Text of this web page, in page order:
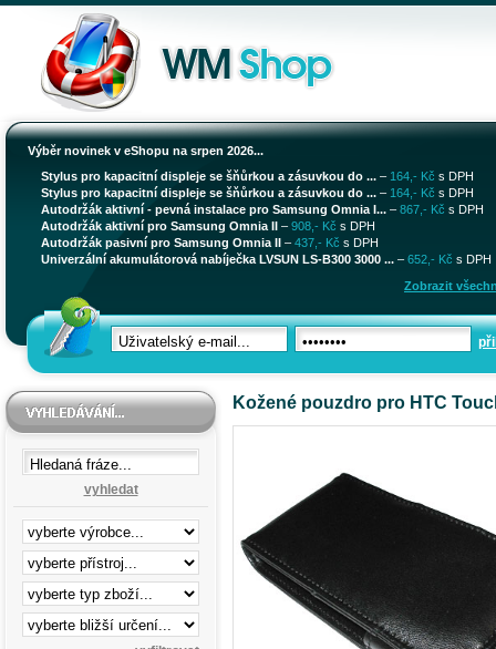
Výběr novinek v eShopu na srpen 2026...
Stylus pro kapacitní displeje se šňůrkou a zásuvkou do ... – 164,- Kč s DPH
Stylus pro kapacitní displeje se šňůrkou a zásuvkou do ... – 164,- Kč s DPH
Autodržák aktivní - pevná instalace pro Samsung Omnia I... – 867,- Kč s DPH
Autodržák aktivní pro Samsung Omnia II – 908,- Kč s DPH
Autodržák pasivní pro Samsung Omnia II – 437,- Kč s DPH
Univerzální akumulátorová nabíječka LVSUN LS-B300 3000 ... – 652,- Kč s DPH
Zobrazit
vyhledat
Kožené pouzdro pro HTC